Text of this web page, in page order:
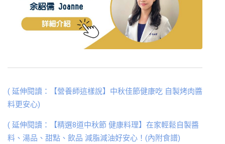
( 延伸閱讀：【營養師這樣說】中秋佳節健康吃 自製烤肉醬
料更安心)
( 延伸閱讀：【精選8道中秋節 健康料理】在家輕鬆自製醬
料、湯品、甜點、飲品 減脂減油好安心！(內附食譜)